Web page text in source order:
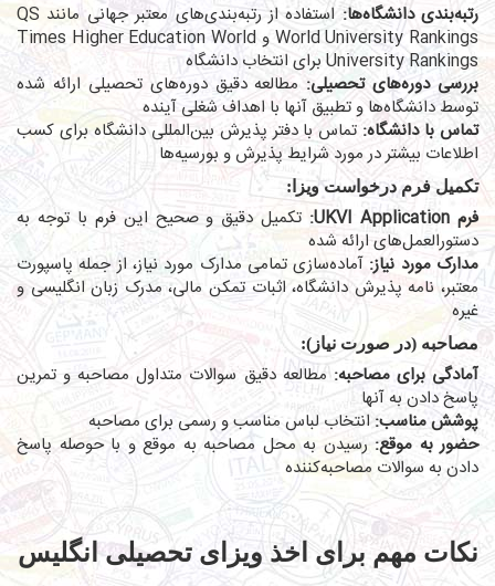
رتبه‌بندی دانشگاه‌ها:
استفاده از رتبه‌بندی‌های معتبر جهانی مانند QS
World University Rankings و Times Higher Education World
University Rankings برای انتخاب دانشگاه
بررسی دوره‌های تحصیلی: مطالعه دقیق دوره‌های تحصیلی ارائه شده
توسط دانشگاه‌ها و تطبیق آنها با اهداف شغلی آینده
تماس با دانشگاه: تماس با دفتر پذیرش بین‌المللی دانشگاه برای کسب
اطلاعات بیشتر در مورد شرایط پذیرش و بورسیه‌ها
تکمیل فرم درخواست ویزا:
فرم UKVI Application:
تکمیل دقیق و صحیح این فرم با توجه به
دستورالعمل‌های ارائه شده
مدارک مورد نیاز: آماده‌سازی تمامی مدارک مورد نیاز، از جمله پاسپورت
معتبر، نامه پذیرش دانشگاه، اثبات تمکن مالی، مدرک زبان انگلیسی و
غیره
مصاحبه (در صورت نیاز):
آمادگی برای مصاحبه:مطالعه دقیق سوالات متداول مصاحبه و تمرین
پاسخ دادن به آنها
پوشش مناسب:انتخاب لباس مناسب و رسمی برای مصاحبه
حضور به موقع: رسیدن به محل مصاحبه به موقع و با حوصله پاسخ
دادن به سوالات مصاحبه‌کننده
نکات مهم برای اخذ ویزای تحصیلی انگلیس